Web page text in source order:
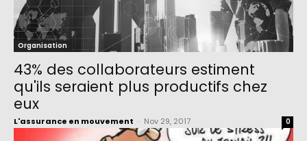
Organisation
43% des collaborateurs estiment
qu'ils seraient plus productifs chez
eux
L'assurance en mouvement Nov 29, 2017 0